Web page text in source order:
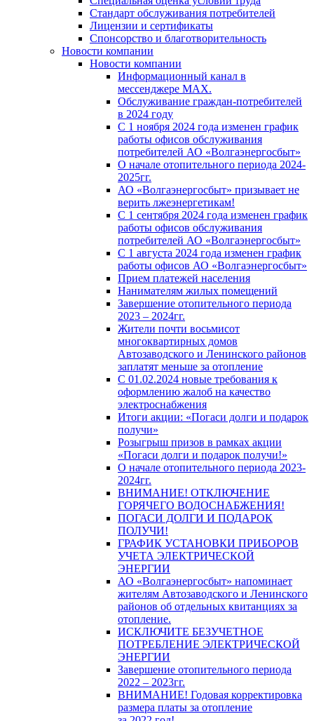
Стандарт обслуживания потребителей
Лицензии и сертификаты
Спонсорство и благотворительность
Новости компании
Новости компании
Информационный канал в
мессенджере MAX.
Обслуживание граждан-потребителей
в 2024 году
С 1 ноября 2024 года изменен график
работы офисов обслуживания
потребителей АО «Волгаэнергосбыт»
О начале отопительного периода 2024-
2025гг.
АО «Волгаэнергосбыт» призывает не
верить лжеэнергетикам!
С 1 сентября 2024 года изменен график
работы офисов обслуживания
потребителей АО «Волгаэнергосбыт»
С 1 августа 2024 года изменен график
работы офисов АО «Волгаэнергосбыт»
Прием платежей населения
Нанимателям жилых помещений
Завершение отопительного периода
2023 – 2024гг.
Жители почти восьмисот
многоквартирных домов
Автозаводского и Ленинского районов
заплатят меньше за отопление
С 01.02.2024 новые требования к
оформлению жалоб на качество
электроснабжения
Итоги акции: «Погаси долги и подарок
получи»
Розыгрыш призов в рамках акции
«Погаси долги и подарок получи!»
О начале отопительного периода 2023-
2024гг.
ВНИМАНИЕ! ОТКЛЮЧЕНИЕ
ГОРЯЧЕГО ВОДОСНАБЖЕНИЯ!
ПОГАСИ ДОЛГИ И ПОДАРОК
ПОЛУЧИ!
ГРАФИК УСТАНОВКИ ПРИБОРОВ
УЧЕТА ЭЛЕКТРИЧЕСКОЙ
ЭНЕРГИИ
АО «Волгаэнергосбыт» напоминает
жителям Автозаводского и Ленинского
районов об отдельных квитанциях за
отопление.
ИСКЛЮЧИТЕ БЕЗУЧЕТНОЕ
ПОТРЕБЛЕНИЕ ЭЛЕКТРИЧЕСКОЙ
ЭНЕРГИИ
Завершение отопительного периода
2022 – 2023гг.
ВНИМАНИЕ! Годовая корректировка
размера платы за отопление